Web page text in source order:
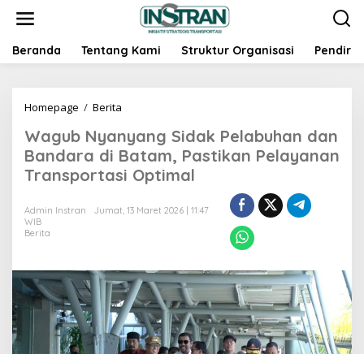
t
Beranda Tentang Kami Struktur Organisasi Pendiri
Homepage / Berita
g
u
b
N
a
n
g
S
i
d
a
Wagub Nyanyang Sidak Pelabuhan dan
Bandara di Batam, Pastikan Pelayanan
Transportasi Optimal
Admin Instran
Jumat, 13 Maret 2026 | 11:47
WIB
Berita